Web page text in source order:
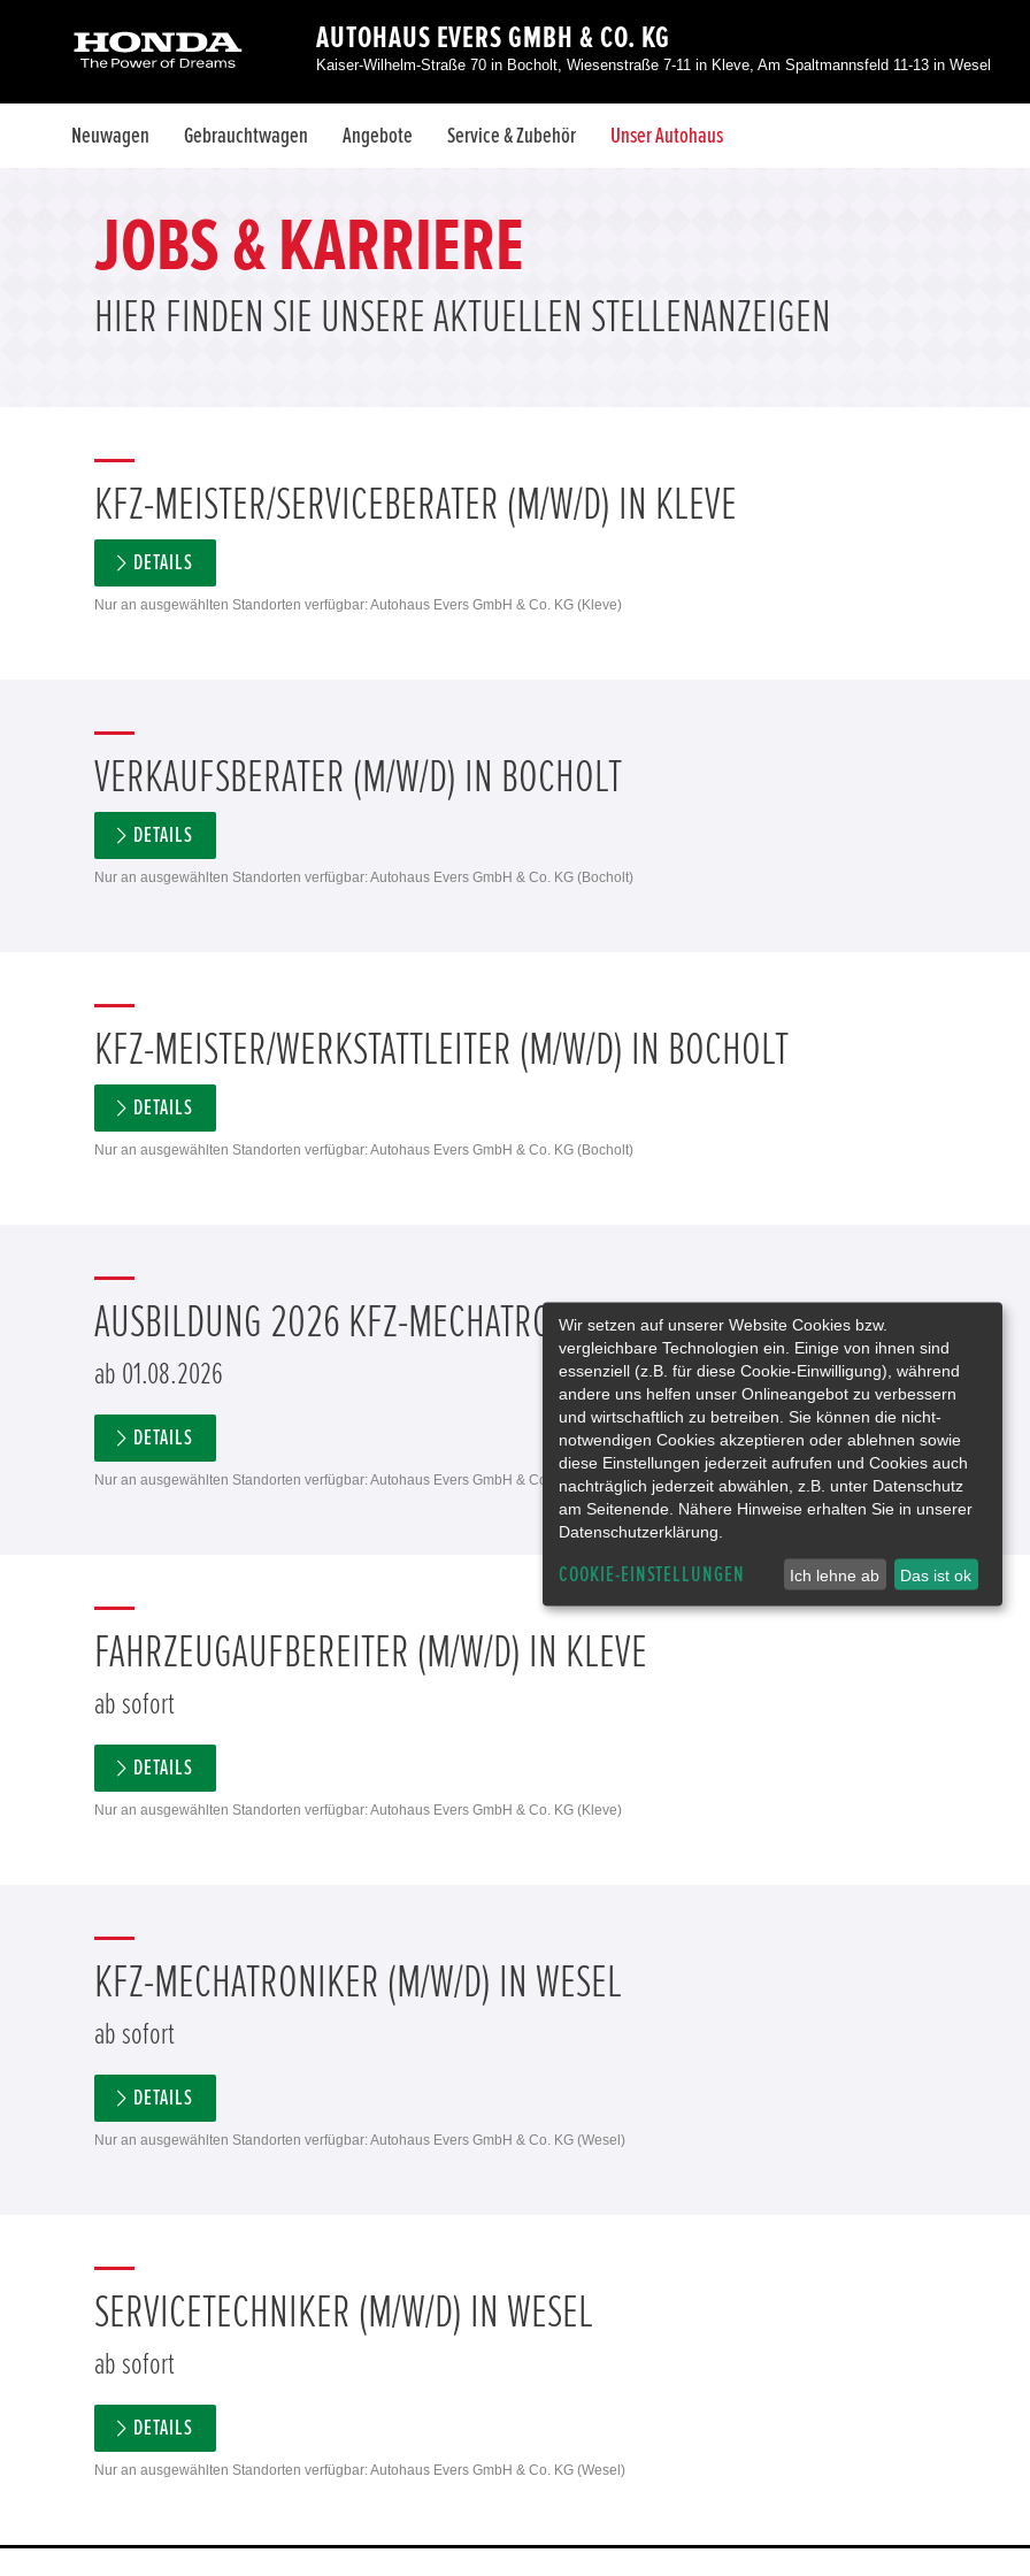
AUTOHAUS EVERS GMBH & CO. KG
Kaiser-Wilhelm-Straße 70 in Bocholt, Wiesenstraße 7-11 in Kleve, Am Spaltmannsfeld 11-13 in Wesel
Neuwagen Gebrauchtwagen Angebote Service & Zubehör Unser Autohaus
JOBS & KARRIERE
HIER FINDEN SIE UNSERE AKTUELLEN STELLENANZEIGEN
KFZ-MEISTER/SERVICEBERATER (M/W/D) IN KLEVE
DETAILS
Nur an ausgewählten Standorten verfügbar: Autohaus Evers GmbH & Co. KG (Kleve)
VERKAUFSBERATER (M/W/D) IN BOCHOLT
DETAILS
Nur an ausgewählten Standorten verfügbar: Autohaus Evers GmbH & Co. KG (Bocholt)
KFZ-MEISTER/WERKSTATTLEITER (M/W/D) IN BOCHOLT
DETAILS
Nur an ausgewählten Standorten verfügbar: Autohaus Evers GmbH & Co. KG (Bocholt)
AUSBILDUNG 2026 KFZ-MECHATRONIKER (M/W/D) IN KLEVE
ab 01.08.2026
DETAILS
Nur an ausgewählten Standorten verfügbar: Autohaus Evers GmbH & Co. KG (Kleve)
FAHRZEUGAUFBEREITER (M/W/D) IN KLEVE
ab sofort
DETAILS
Nur an ausgewählten Standorten verfügbar: Autohaus Evers GmbH & Co. KG (Kleve)
KFZ-MECHATRONIKER (M/W/D) IN WESEL
ab sofort
DETAILS
Nur an ausgewählten Standorten verfügbar: Autohaus Evers GmbH & Co. KG (Wesel)
SERVICETECHNIKER (M/W/D) IN WESEL
ab sofort
DETAILS
Nur an ausgewählten Standorten verfügbar: Autohaus Evers GmbH & Co. KG (Wesel)
Wir setzen auf unserer Website Cookies bzw.
vergleichbare Technologien ein. Einige von ihnen sind
essenziell (z.B. für diese Cookie-Einwilligung), während
andere uns helfen unser Onlineangebot zu verbessern
und wirtschaftlich zu betreiben. Sie können die nicht-
notwendigen Cookies akzeptieren oder ablehnen sowie
diese Einstellungen jederzeit aufrufen und Cookies auch
nachträglich jederzeit abwählen, z.B. unter Datenschutz
am Seitenende. Nähere Hinweise erhalten Sie in unserer
Datenschutzerklärung.
COOKIE-EINSTELLUNGEN Ich lehne ab Das ist ok